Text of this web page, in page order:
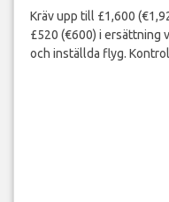
Kräv upp till £1,600
£520 (€600) i ersättning
och inställda flyg.